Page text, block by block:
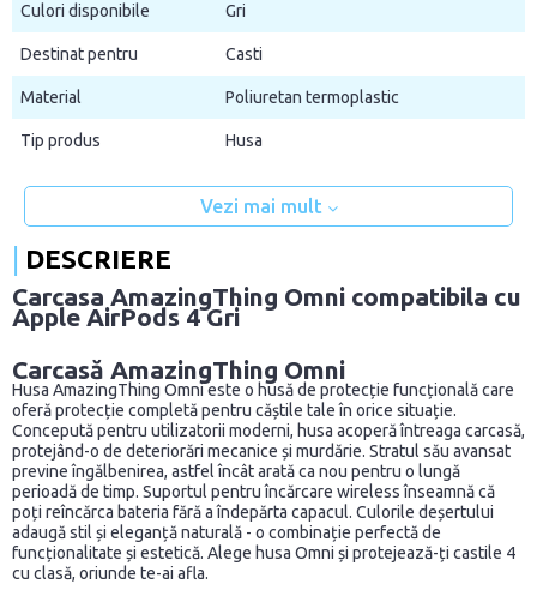
Culori disponibile Gri
Destinat pentru Casti
Material Poliuretan termoplastic
Tip produs Husa
Vezi mai mult
DESCRIERE
Carcasa AmazingThing Omni compatibila cu
Apple AirPods 4 Gri
Carcasă AmazingThing Omni
Husa AmazingThing Omni este o husă de protecție funcțională care
oferă protecție completă pentru căștile tale în orice situație.
Concepută pentru utilizatorii moderni, husa acoperă întreaga carcasă,
protejând-o de deteriorări mecanice și murdărie. Stratul său avansat
previne îngălbenirea, astfel încât arată ca nou pentru o lungă
perioadă de timp. Suportul pentru încărcare wireless înseamnă că
poți reîncărca bateria fără a îndepărta capacul. Culorile deșertului
adaugă stil și eleganță naturală - o combinație perfectă de
funcționalitate și estetică. Alege husa Omni și protejează-ți castile 4
cu clasă, oriunde te-ai afla.